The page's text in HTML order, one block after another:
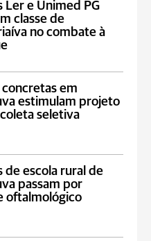
Ler e Unimed PG
classe de
no combate à
concretas em
estimulam projeto
seletiva
de escola rural de
passam por
oftalmológico